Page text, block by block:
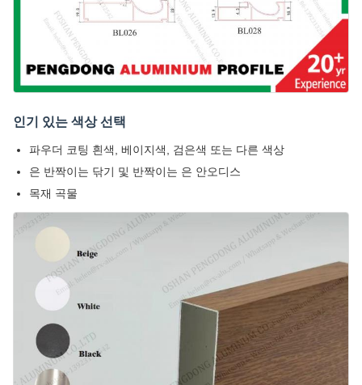
인기 있는 색상 선택
파우더 코팅 흰색, 베이지색, 검은색 또는 다른 색상
은 반짝이는 닦기 및 반짝이는 은 안오디스
목재 곡물